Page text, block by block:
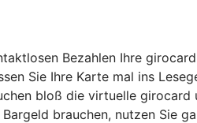
Bezahlen Ihre
Sie Ihre Karte mal ins
bloß die virtuelle girocard
Bargeld brauchen, nutzen Sie